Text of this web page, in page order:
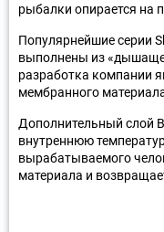
рыбалки опирается на
Популярнейшие серии
выполнены из
разработка компании
мембранного
Дополнительный слой
внутреннюю
вырабатываемого
материала и